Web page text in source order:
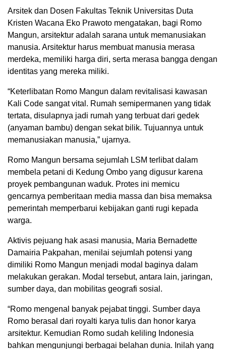
Arsitek dan Dosen Fakultas Teknik Universitas Duta
Kristen Wacana Eko Prawoto mengatakan, bagi Romo
Mangun, arsitektur adalah sarana untuk memanusiakan
manusia. Arsitektur harus membuat manusia merasa
merdeka, memiliki harga diri, serta merasa bangga dengan
identitas yang mereka miliki.
“Keterlibatan Romo Mangun dalam revitalisasi kawasan
Kali Code sangat vital. Rumah semipermanen yang tidak
tertata, disulapnya jadi rumah yang terbuat dari gedek
(anyaman bambu) dengan sekat bilik. Tujuannya untuk
memanusiakan manusia,” ujarnya.
Romo Mangun bersama sejumlah LSM terlibat dalam
membela petani di Kedung Ombo yang digusur karena
proyek pembangunan waduk. Protes ini memicu
gencarnya pemberitaan media massa dan bisa memaksa
pemerintah memperbarui kebijakan ganti rugi kepada
warga.
Aktivis pejuang hak asasi manusia, Maria Bernadette
Damairia Pakpahan, menilai sejumlah potensi yang
dimiliki Romo Mangun menjadi modal baginya dalam
melakukan gerakan. Modal tersebut, antara lain, jaringan,
sumber daya, dan mobilitas geografi sosial.
“Romo mengenal banyak pejabat tinggi. Sumber daya
Romo berasal dari royalti karya tulis dan honor karya
arsitektur. Kemudian Romo sudah keliling Indonesia
bahkan mengunjungi berbagai belahan dunia. Inilah yang